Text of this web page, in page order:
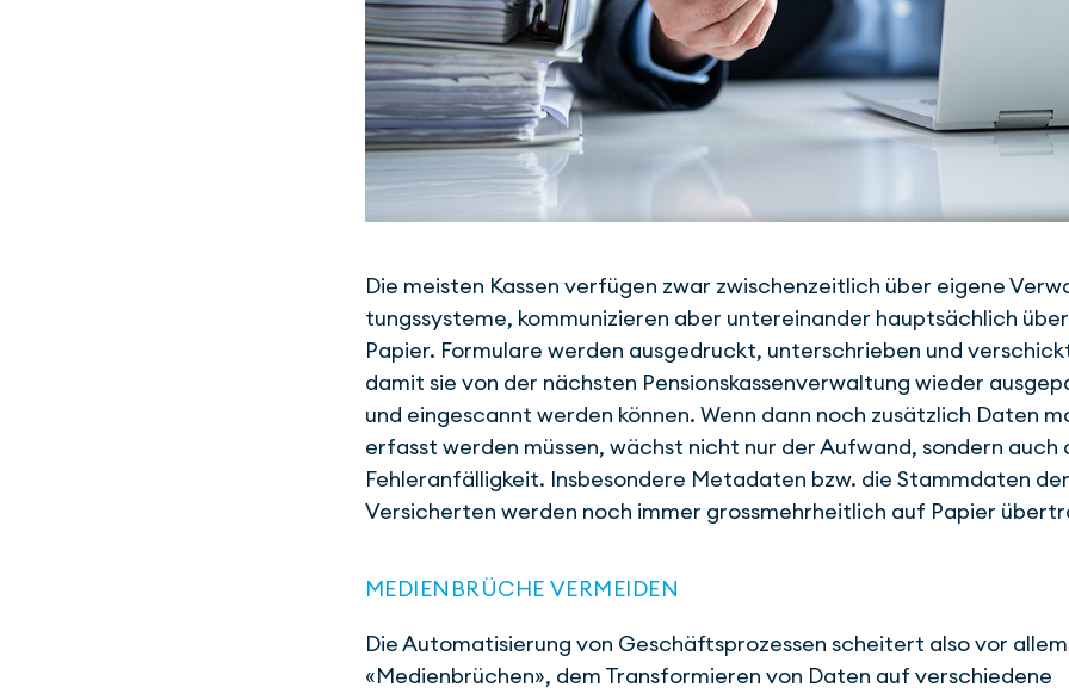
Die meisten Kassen verfügen zwar zwischen­zeitlich über eigene
tungs­systeme, kommunizieren aber untereinander hauptsächlich über
Papier. Formulare werden ausgedruckt, unterschrieben und
damit sie von der nächsten Pensionskassenverwaltung wieder
und eingescannt werden können. Wenn dann noch zusätzlich Daten
erfasst werden müssen, wächst nicht nur der Aufwand, sondern auch
Fehleranfälligkeit. Insbesondere Metadaten bzw. die Stammdaten der
Versicherten werden noch immer grossmehrheitlich auf Papier
MEDIENBRÜCHE VERMEIDEN
Die Automatisierung von Geschäftsprozessen scheitert also vor
«Medienbrüchen», dem Transformieren von Daten auf verschiedene